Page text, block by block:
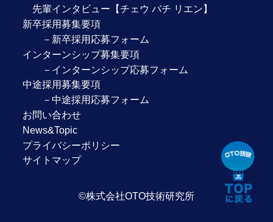
先輩インタビュー【チェウ バチ リエン】
新卒採用募集要項
－新卒採用応募フォーム
インターンシップ募集要項
－インターンシップ応募フォーム
中途採用募集要項
－中途採用応募フォーム
お問い合わせ
News&Topic
プライバシーポリシー
サイトマップ
©株式会社OTO技術研究所